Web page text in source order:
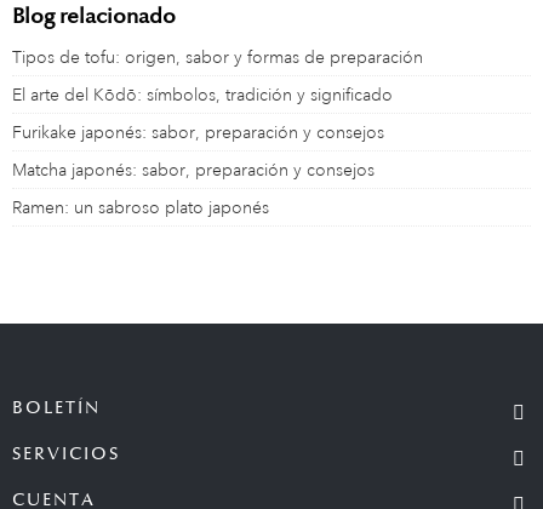
Blog relacionado
Tipos de tofu: origen, sabor y formas de preparación
El arte del Kōdō: símbolos, tradición y significado
Furikake japonés: sabor, preparación y consejos
Matcha japonés: sabor, preparación y consejos
Ramen: un sabroso plato japonés
BOLETÍN
SERVICIOS
CUENTA